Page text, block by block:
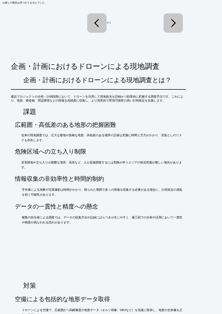
​お探しの製品は見つかりませんでした。
1 / 1
企画・計画におけるドローンによる現地調査
企画・計画におけるドローンによる現地調査とは？
建設プロジェクトの企画・計画段階において、ドローンを活用して現地状況を詳細かつ効率的に把握する調査手法です。これによ
り、地形、構造物、周辺環境などの情報を高精度に収集し、より現実的で実現可能性の高い計画策定を支援します。
​課題
広範囲・高低差のある地形の把握困難
従来の現地調査では、広大な敷地や急峻な地形、高低差のある場所の正確な把握に時間と労力がかかり、見落としのリス
クも存在します。
危険区域への立ち入り制限
災害跡地や立ち入りが困難な場所、高所など、人が直接調査するには危険が伴うエリアの状況把握が難しい場合がありま
す。
情報収集の非効率性と時間的制約
手作業による測量や写真撮影は時間がかかり、限られた期間で多くの情報を収集する必要がある場合に、計画策定の遅延
を招く可能性があります。
データの一貫性と精度への懸念
複数の担当者による調査では、データの収集方法や記録にばらつきが生じやすく、後工程での分析や活用において一貫性
や精度が損なわれる恐れがあります。
​対策
空撮による包括的な地形データ取得
ドローンによる空撮で、広範囲かつ高解像度の地形データ（オルソ画像、DEMなど）を迅速に取得し、地形の全体像を正